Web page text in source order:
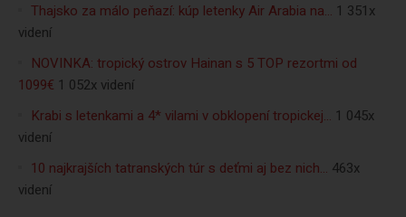
Thajsko za málo peňazí: kúp letenky Air Arabia na… 1 351x
videní
NOVINKA: tropický ostrov Hainan s 5 TOP rezortmi od
1099€ 1 052x videní
Krabi s letenkami a 4* vilami v obklopení tropickej… 1 045x
videní
10 najkrajších tatranských túr s deťmi aj bez nich… 463x
videní